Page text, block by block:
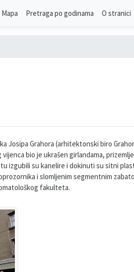
Mapa Pretraga po godinama O stranici
Josipa Grahora (arhitektonski biro
bio je ukrašen girlandama,
izgubili su kanelire i dokinuti su sitni
i slomljenim segmentnim
fakulteta.